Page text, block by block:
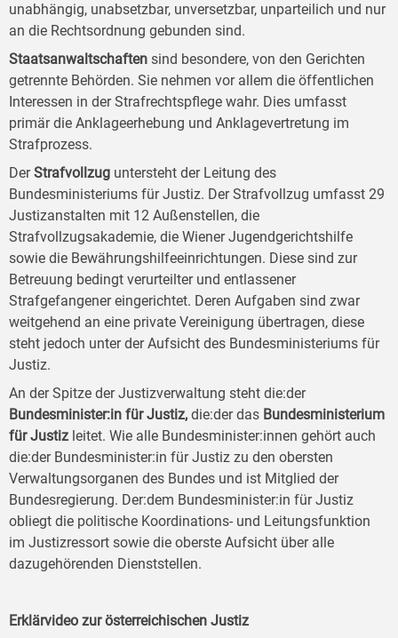
unabhängig, unabsetzbar, unversetzbar, unparteilich und nur
an die Rechtsordnung gebunden sind.
Staatsanwaltschaften sind besondere, von den Gerichten
getrennte Behörden. Sie nehmen vor allem die öffentlichen
Interessen in der Strafrechtspflege wahr. Dies umfasst
primär die Anklageerhebung und Anklagevertretung im
Strafprozess.
DerStrafvollzug untersteht der Leitung des
Bundesministeriums für Justiz. Der Strafvollzug umfasst 29
Justizanstalten mit 12 Außenstellen, die
Strafvollzugsakademie, die Wiener Jugendgerichtshilfe
sowie die Bewährungshilfeeinrichtungen. Diese sind zur
Betreuung bedingt verurteilter und entlassener
Strafgefangener eingerichtet. Deren Aufgaben sind zwar
weitgehend an eine private Vereinigung übertragen, diese
steht jedoch unter der Aufsicht des Bundesministeriums für
Justiz.
An der Spitze der Justizverwaltung steht die:der
Bundesminister:in für Justiz, die:der das Bundesministerium
für Justiz leitet. Wie alle Bundesminister:innen gehört auch
die:der Bundesminister:in für Justiz zu den obersten
Verwaltungsorganen des Bundes und ist Mitglied der
Bundesregierung. Der:dem Bundesminister:in für Justiz
obliegt die politische Koordinations- und Leitungsfunktion
im Justizressort sowie die oberste Aufsicht über alle
dazugehörenden Dienststellen.
Erklärvideo zur österreichischen Justiz